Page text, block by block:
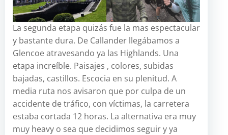
La segunda etapa quizás fue la mas espectacular
y bastante dura. De Callander llegábamos a
Glencoe atravesando ya las Highlands. Una
etapa increíble. Paisajes , colores, subidas
bajadas, castillos. Escocia en su plenitud. A
media ruta nos avisaron que por culpa de un
accidente de tráfico, con víctimas, la carretera
estaba cortada 12 horas. La alternativa era muy
muy heavy o sea que decidimos seguir y ya